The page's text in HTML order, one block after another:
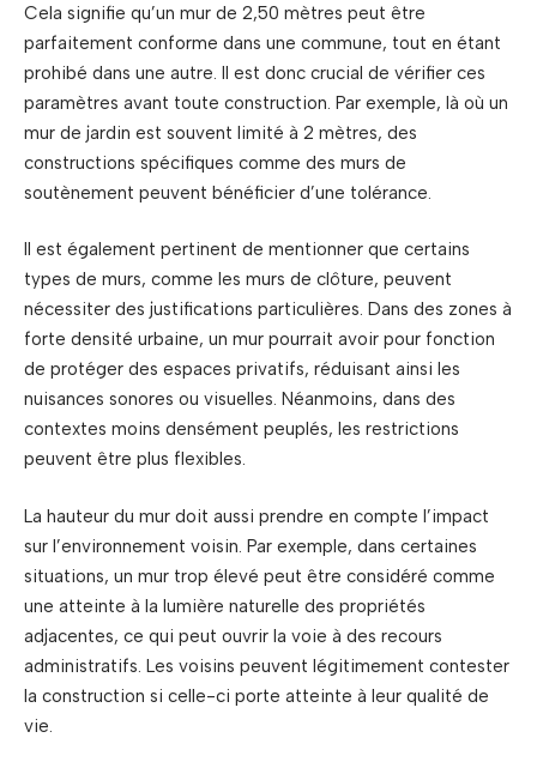
Cela signifie qu’un mur de 2,50 mètres peut être
parfaitement conforme dans une commune, tout en étant
prohibé dans une autre. Il est donc crucial de vérifier ces
paramètres avant toute construction. Par exemple, là où un
mur de jardin est souvent limité à 2 mètres, des
constructions spécifiques comme des murs de
soutènement peuvent bénéficier d’une tolérance.
Il est également pertinent de mentionner que certains
types de murs, comme les murs de clôture, peuvent
nécessiter des justifications particulières. Dans des zones à
forte densité urbaine, un mur pourrait avoir pour fonction
de protéger des espaces privatifs, réduisant ainsi les
nuisances sonores ou visuelles. Néanmoins, dans des
contextes moins densément peuplés, les restrictions
peuvent être plus flexibles.
La hauteur du mur doit aussi prendre en compte l’impact
sur l’environnement voisin. Par exemple, dans certaines
situations, un mur trop élevé peut être considéré comme
une atteinte à la lumière naturelle des propriétés
adjacentes, ce qui peut ouvrir la voie à des recours
administratifs. Les voisins peuvent légitimement contester
la construction si celle-ci porte atteinte à leur qualité de
vie.